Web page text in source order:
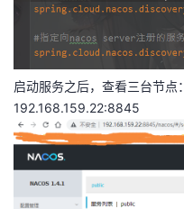
启动服务之后，查看三台节点：
192.168.159.22:8845